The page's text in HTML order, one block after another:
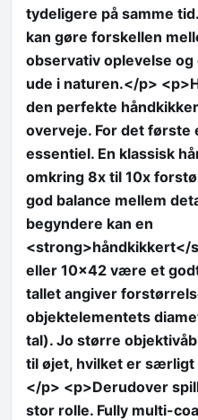
tydeligere på samme
kan gøre forskellen
observativ oplevelse
ude i naturen.</p>
den perfekte
overveje. For det
essentiel. En klassisk
omkring 8x til 10x
god balance mellem
begyndere kan en
<strong>håndkikkert</
eller 10×42 være et
tallet angiver
objektelementets
tal). Jo større
til øjet, hvilket er særligt
</p> <p>Derudover
stor rolle. Fully multi-